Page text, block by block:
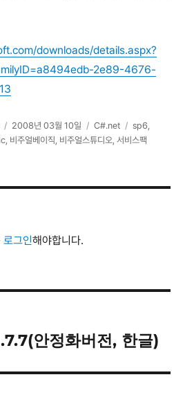
downloads/details.aspx?
2e89-4676-
작
성
2008년 03월 10일
카
테
C#.net
태
그
sp6,
, 비주얼베이직, 비주얼스튜디오,서비스팩
로그인해야합니다.
안정화버전, 한글)